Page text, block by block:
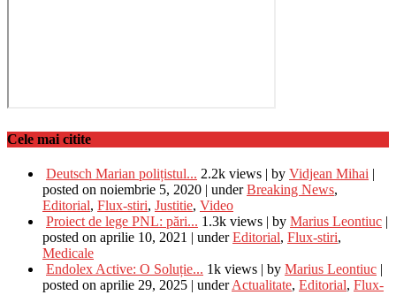
Cele mai citite
Deutsch Marian polițistul... 2.2k views | by Vidjean Mihai |
posted on noiembrie 5, 2020 | underBreaking News,
Editorial, Flux-stiri, Justitie, Video
Proiect de lege PNL: pări... 1.3k views | by Marius Leontiuc |
posted on aprilie 10, 2021 | underEditorial, Flux-stiri,
Medicale
Endolex Active: O Soluție... 1k views | by Marius Leontiuc |
posted on aprilie 29, 2025 | underActualitate, Editorial, Flux-